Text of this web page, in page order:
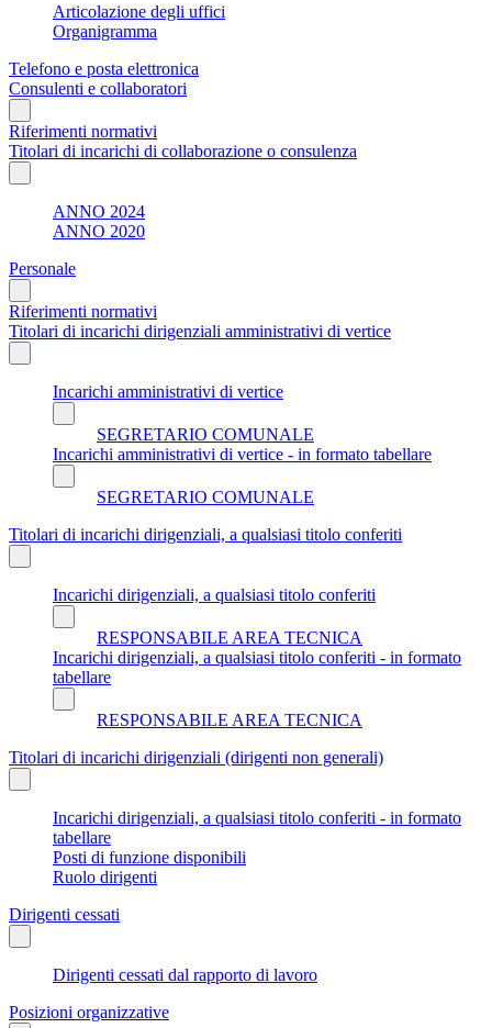
Articolazione degli uffici
Organigramma
Telefono e posta elettronica
Consulenti e collaboratori
Riferimenti normativi
Titolari di incarichi di collaborazione o consulenza
ANNO 2024
ANNO 2020
Personale
Riferimenti normativi
Titolari di incarichi dirigenziali amministrativi di vertice
Incarichi amministrativi di vertice
SEGRETARIO COMUNALE
Incarichi amministrativi di vertice - in formato tabellare
SEGRETARIO COMUNALE
Titolari di incarichi dirigenziali, a qualsiasi titolo conferiti
Incarichi dirigenziali, a qualsiasi titolo conferiti
RESPONSABILE AREA TECNICA
Incarichi dirigenziali, a qualsiasi titolo conferiti - in formato
tabellare
RESPONSABILE AREA TECNICA
Titolari di incarichi dirigenziali (dirigenti non generali)
Incarichi dirigenziali, a qualsiasi titolo conferiti - in formato
tabellare
Posti di funzione disponibili
Ruolo dirigenti
Dirigenti cessati
Dirigenti cessati dal rapporto di lavoro
Posizioni organizzative